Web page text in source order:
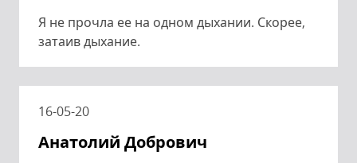
Я не прочла ее на одном дыхании. Скорее,
затаив дыхание.
16-05-20
Анатолий Добрович